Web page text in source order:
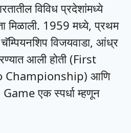
विविध प्रदेशांमध्ये
मिळाली. 1959 मध्ये, प्रथम
विजयवाडा, आंध्र
आली होती (First
Championship) आणि
एक स्पर्धा म्हणून